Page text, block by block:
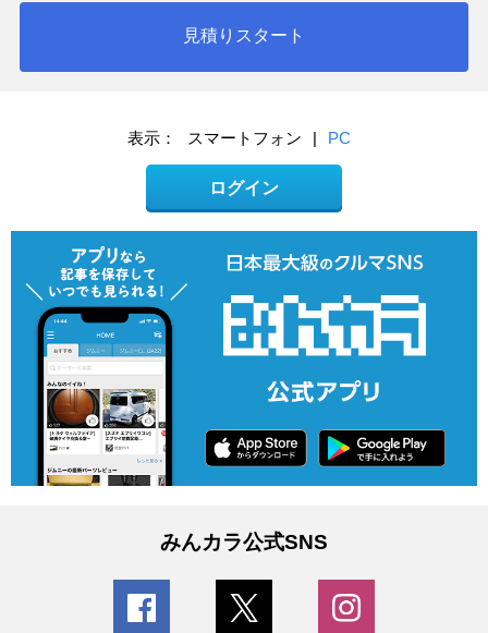
見積りスタート
表示： スマートフォン | PC
ログイン
みんカラ公式SNS